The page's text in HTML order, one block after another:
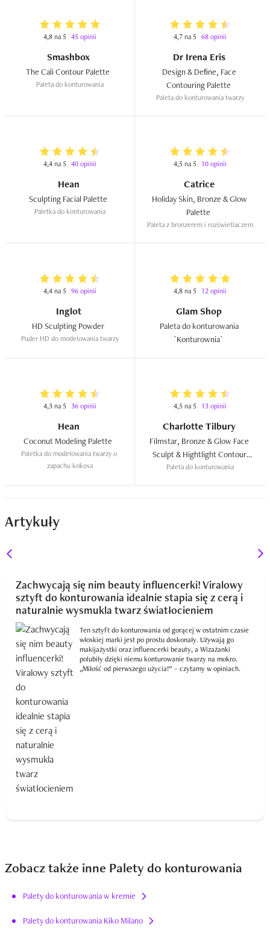
4,8 na 5 45 opinii
Smashbox
Paleta do konturowania
4,7 na 5 68 opinii
Dr Irena Eris
Design & Deﬁne, Face
Paleta do konturowania twarzy
4,4 na 5 40 opinii
Hean
Paletka do konturowania
4,5 na 5 10 opinii
Catrice
Holiday Skin, Bronze & Glow
Paleta z bronzerem i rozświetlaczem
4,4 na 5 96 opinii
Inglot
Puder HD do modelowania twarzy
4,8 na 5 12 opinii
Glam Shop
Paleta do konturowania
4,3 na 5 36 opinii
Hean
Paletka do modelowania twarzy o
zapachu kokosa
4,5 na 5 13 opinii
Charlotte Tilbury
Filmstar, Bronze & Glow Face
Sculpt & Hightlight Contour
Palette
Paleta do konturowania
Artykuły
Zachwycają się nim beauty influencerki! Viralowy
sztyft do konturowania idealnie stapia się z cerą i
naturalnie wysmukla twarz światłocieniem
Ten sztyft do konturowania od gorącej w ostatnim czasie
włoskiej marki jest po prostu doskonały. Używają go
makijażystki oraz influencerki beauty, a Wizażanki
polubiły dzięki niemu konturowanie twarzy na mokro.
„Miłość od pierwszego użycia!” – czytamy w opiniach.
Zobacz także inne Palety do konturowania
Palety do konturowania w kremie
Palety do konturowania Kiko Milano